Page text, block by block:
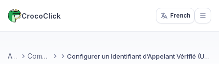
CrocoClick French
Accueil Communication Configurer un Identifiant d’Appelant Vérifié (Utiliser votre propre numéro pour les appels vocaux)